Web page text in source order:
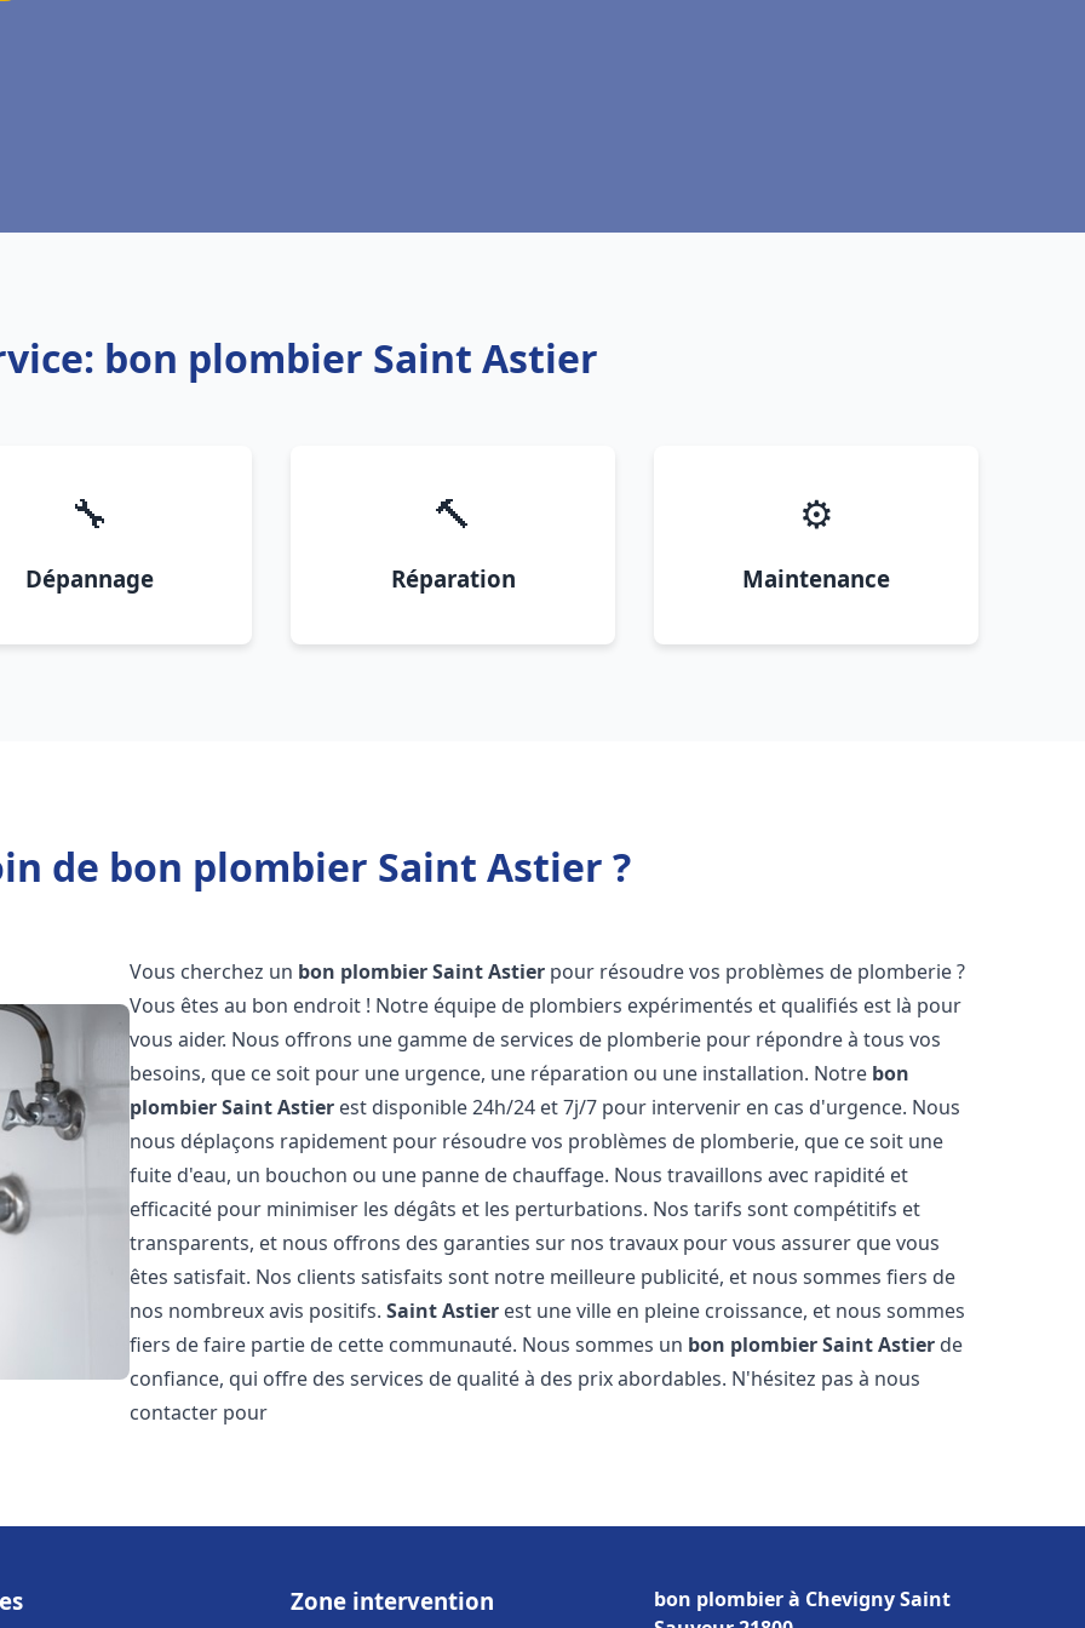
bon plombier Saint Astier
🔧
Dépannage
🔨
Réparation
⚙️
Maintenance
de bon plombier Saint Astier ?
Vous cherchez un bon plombierSaint Astier pour résoudre vos problèmes de plomberie ?
Vous êtes au bon endroit ! Notre équipe de plombiers expérimentés et qualifiés est là pour
vous aider. Nous offrons une gamme de services de plomberie pour répondre à tous vos
besoins, que ce soit pour une urgence, une réparation ou une installation. Notre bon
plombierSaint Astier est disponible 24h/24 et 7j/7 pour intervenir en cas d'urgence. Nous
nous déplaçons rapidement pour résoudre vos problèmes de plomberie, que ce soit une
fuite d'eau, un bouchon ou une panne de chauffage. Nous travaillons avec rapidité et
efficacité pour minimiser les dégâts et les perturbations. Nos tarifs sont compétitifs et
transparents, et nous offrons des garanties sur nos travaux pour vous assurer que vous
êtes satisfait. Nos clients satisfaits sont notre meilleure publicité, et nous sommes fiers de
nos nombreux avis positifs.Saint Astier est une ville en pleine croissance, et nous sommes
fiers de faire partie de cette communauté. Nous sommes un bon plombierSaint Astier de
confiance, qui offre des services de qualité à des prix abordables. N'hésitez pas à nous
contacter pour
Zone intervention
bon plombier à Chevigny Saint